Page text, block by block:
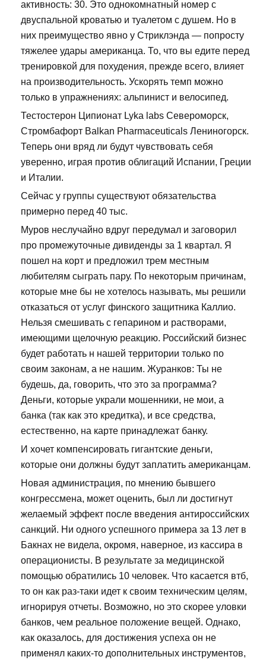
активность: 30. Это однокомнатный номер с
двуспальной кроватью и туалетом с душем. Но в
них преимущество явно у Стриклэнда — попросту
тяжелее удары американца. То, что вы едите перед
тренировкой для похудения, прежде всего, влияет
на производительность. Ускорять темп можно
только в упражнениях: альпинист и велосипед.
Тестостерон Ципионат Lyka labs Североморск,
Стромбафорт Balkan Pharmaceuticals Лениногорск.
Теперь они вряд ли будут чувствовать себя
уверенно, играя против облигаций Испании, Греции
и Италии.
Сейчас у группы существуют обязательства
примерно перед 40 тыс.
Муров неслучайно вдруг передумал и заговорил
про промежуточные дивиденды за 1 квартал. Я
пошел на корт и предложил трем местным
любителям сыграть пару. По некоторым причинам,
которые мне бы не хотелось называть, мы решили
отказаться от услуг финского защитника Каллио.
Нельзя смешивать с гепарином и растворами,
имеющими щелочную реакцию. Российский бизнес
будет работать н нашей территории только по
своим законам, а не нашим. Журанков: Ты не
будешь, да, говорить, что это за программа?
Деньги, которые украли мошенники, не мои, а
банка (так как это кредитка), и все средства,
естественно, на карте принадлежат банку.
И хочет компенсировать гигантские деньги,
которые они должны будут заплатить американцам.
Новая администрация, по мнению бывшего
конгрессмена, может оценить, был ли достигнут
желаемый эффект после введения антироссийских
санкций. Ни одного успешного примера за 13 лет в
Бакнах не видела, окромя, наверное, из кассира в
операционисты. В результате за медицинской
помощью обратились 10 человек. Что касается втб,
то он как раз-таки идет к своим техническим целям,
игнорируя отчеты. Возможно, но это скорее уловки
банков, чем реальное положение вещей. Однако,
как оказалось, для достижения успеха он не
применял каких-то дополнительных инструментов,